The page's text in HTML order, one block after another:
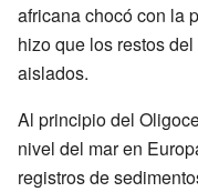
africana chocó con la
hizo que los restos
aislados.
Al principio del
nivel del mar en
registros de